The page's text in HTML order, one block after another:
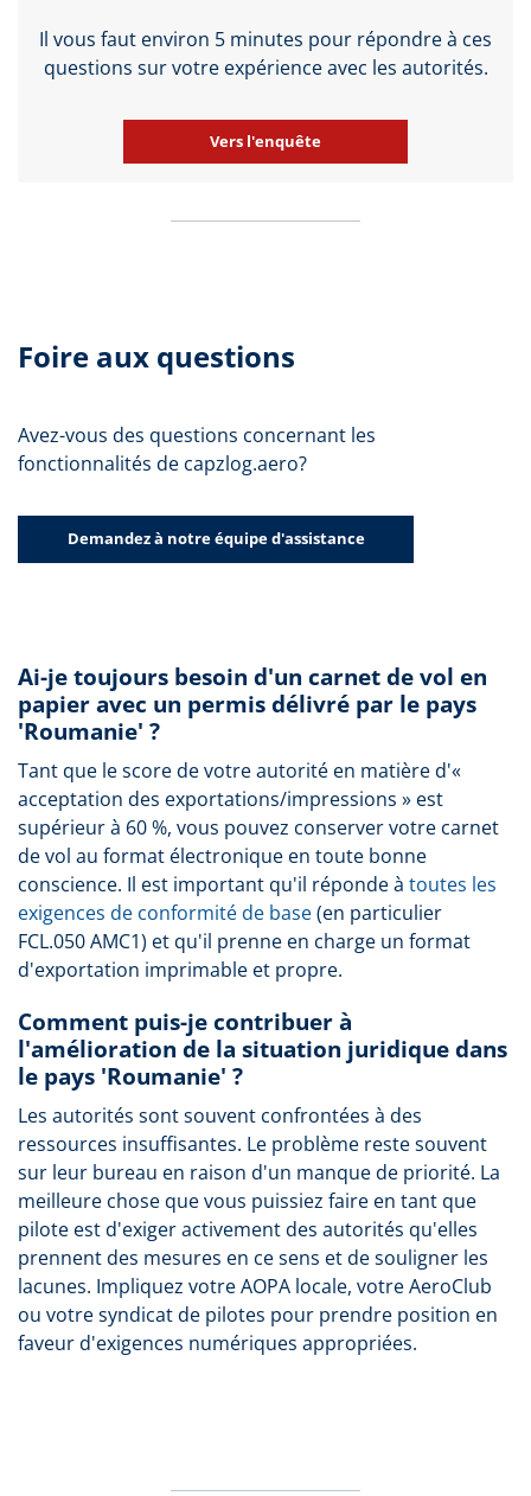
Il vous faut environ 5 minutes pour répondre à ces
questions sur votre expérience avec les autorités.
Vers l'enquête
Foire aux questions
Avez-vous des questions concernant les
fonctionnalités de capzlog.aero?
Demandez à notre équipe d'assistance
Ai-je toujours besoin d'un carnet de vol en
papier avec un permis délivré par le pays
'Roumanie' ?
Tant que le score de votre autorité en matière d'«
acceptation des exportations/impressions » est
supérieur à 60 %, vous pouvez conserver votre carnet
de vol au format électronique en toute bonne
conscience. Il est important qu'il réponde à toutes les
exigences de conformité de base(en particulier
FCL.050 AMC1) et qu'il prenne en charge un format
d'exportation imprimable et propre.
Comment puis-je contribuer à
l'amélioration de la situation juridique dans
le pays 'Roumanie' ?
Les autorités sont souvent confrontées à des
ressources insuffisantes. Le problème reste souvent
sur leur bureau en raison d'un manque de priorité. La
meilleure chose que vous puissiez faire en tant que
pilote est d'exiger activement des autorités qu'elles
prennent des mesures en ce sens et de souligner les
lacunes. Impliquez votre AOPA locale, votre AeroClub
ou votre syndicat de pilotes pour prendre position en
faveur d'exigences numériques appropriées.